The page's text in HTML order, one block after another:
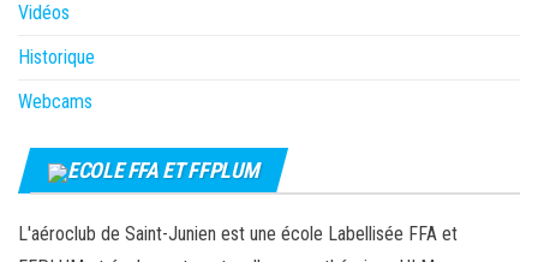
Vidéos
Historique
Webcams
ECOLE FFA ET FFPLUM
L'aéroclub de Saint-Junien est une école Labellisée FFA et